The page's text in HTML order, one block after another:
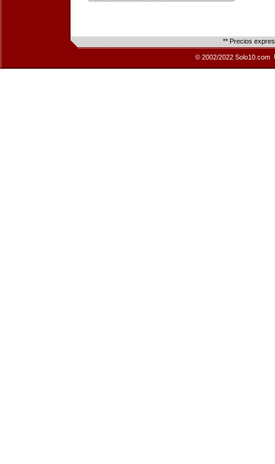
** Precios
© 2002/2022 Solo10.com